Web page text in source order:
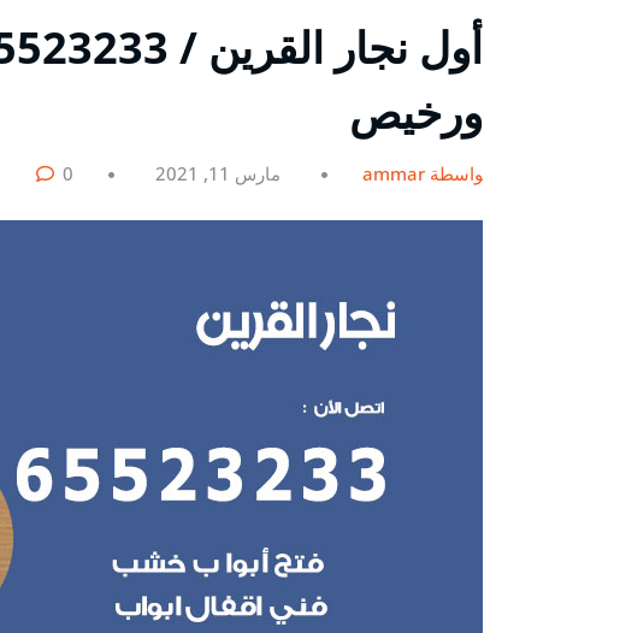
ورخيص
بواسطة ammar مارس 11, 2021 0